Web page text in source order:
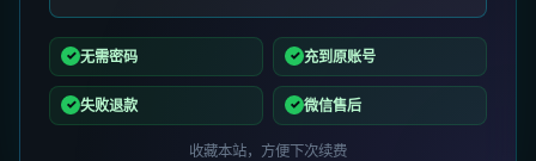
无需密码 充到原账号
失败退款 微信售后
收藏本站，方便下次续费